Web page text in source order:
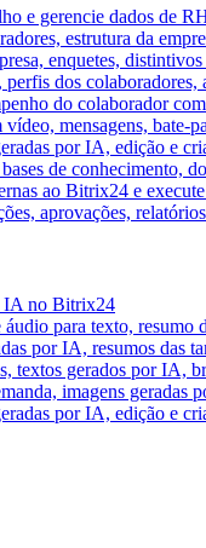
e gerencie dados de
estrutura da
enquetes,
dos
do colaborador
mensagens, bate-
por IA, edição e
de conhecimento,
ao Bitrix24 e
aprovações,
IA no Bitrix24
para texto,
por IA, resumos das
textos gerados por IA,
imagens geradas
por IA, edição e